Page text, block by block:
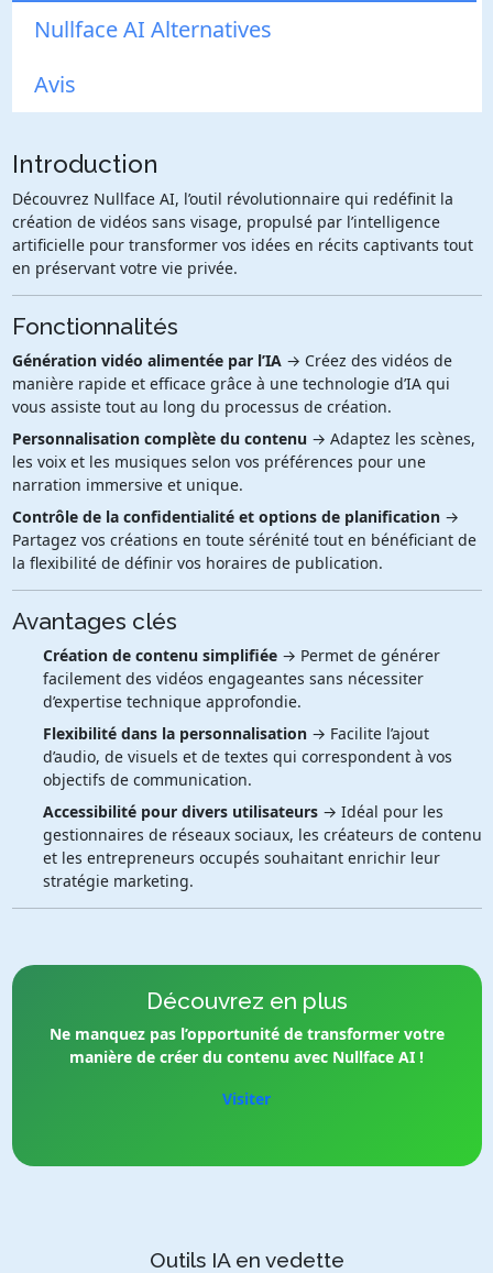
Nullface AI Alternatives
Avis
Introduction
Découvrez Nullface AI, l’outil révolutionnaire qui redéfinit la
création de vidéos sans visage, propulsé par l’intelligence
artificielle pour transformer vos idées en récits captivants tout
en préservant votre vie privée.
Fonctionnalités
Génération vidéo alimentée par l’IA→ Créez des vidéos de
manière rapide et efficace grâce à une technologie d’IA qui
vous assiste tout au long du processus de création.
Personnalisation complète du contenu→ Adaptez les scènes,
les voix et les musiques selon vos préférences pour une
narration immersive et unique.
Contrôle de la confidentialité et options de planification→
Partagez vos créations en toute sérénité tout en bénéficiant de
la flexibilité de définir vos horaires de publication.
Avantages clés
Création de contenu simplifiée→ Permet de générer
facilement des vidéos engageantes sans nécessiter
d’expertise technique approfondie.
Flexibilité dans la personnalisation→ Facilite l’ajout
d’audio, de visuels et de textes qui correspondent à vos
objectifs de communication.
Accessibilité pour divers utilisateurs→ Idéal pour les
gestionnaires de réseaux sociaux, les créateurs de contenu
et les entrepreneurs occupés souhaitant enrichir leur
stratégie marketing.
Découvrez en plus
Ne manquez pas l’opportunité de transformer votre
manière de créer du contenu avec Nullface AI !
Visiter
Outils IA en vedette